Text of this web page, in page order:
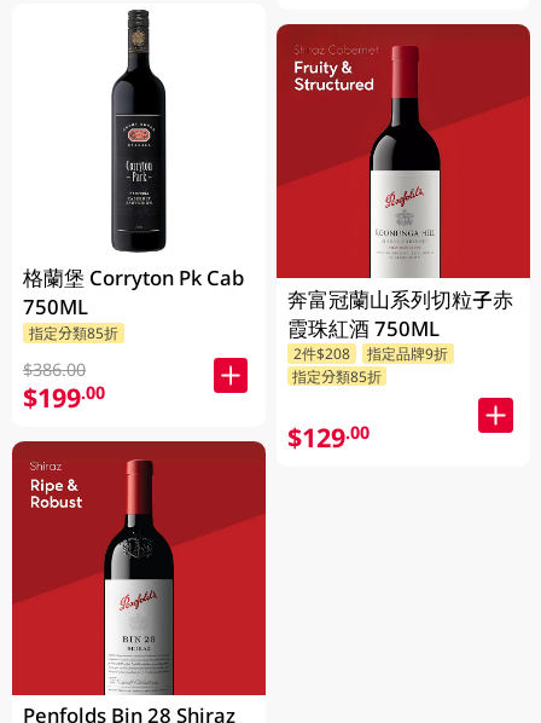
格蘭堡 Corryton Pk Cab
750ML
指定分類85折
$386.00
$199.00
Penfolds Bin 28 Shiraz
奔富冠蘭山系列切粒子赤
霞珠紅酒 750ML
2件$208
指定品牌9折
指定分類85折
$129.00